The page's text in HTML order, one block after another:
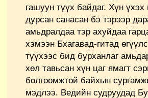
гашуун түүх байдаг. Хүн
дурсан санасан бэ тэрээр
амьдралдаа тэр ахуйдаа
хэмээн Бхагавад-гитад
түүхээс бид бурханлаг
хөл тавьсан хүн цаг ямагт
болгоомжтой байхын
мэдлээ. Ведийн судруудад